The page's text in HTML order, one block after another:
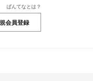
ぱんてなとは？
会員登録